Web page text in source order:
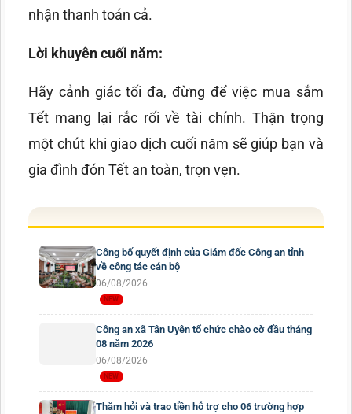
nhận thanh toán cả.
Lời khuyên cuối năm:
Hãy cảnh giác tối đa, đừng để việc mua sắm
Tết mang lại rắc rối về tài chính. Thận trọng
một chút khi giao dịch cuối năm sẽ giúp bạn và
gia đình đón Tết an toàn, trọn vẹn.
Công bố quyết định của Giám đốc Công an tỉnh
về công tác cán bộ
06/08/2026
Công an xã Tân Uyên tổ chức chào cờ đầu tháng
08 năm 2026
06/08/2026
Thăm hỏi và trao tiền hỗ trợ cho 06 trường hợp